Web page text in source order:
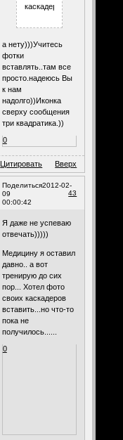
каскадеры!
а нету)))Учитесь
фотки
вставлять..там все
просто.надеюсь Вы
к нам
надолго))Иконка
сверху сообщения
три квадратика.))
0
Цитировать Вверх
Поделиться
43
2012-02-
09
00:00:42
Я даже не успеваю
отвечать)))))
Медицину я оставил
давно.. а вот
тренирую до сих
пор... Хотел фото
своих каскадеров
вставить...но что-то
пока не
получилось......
0